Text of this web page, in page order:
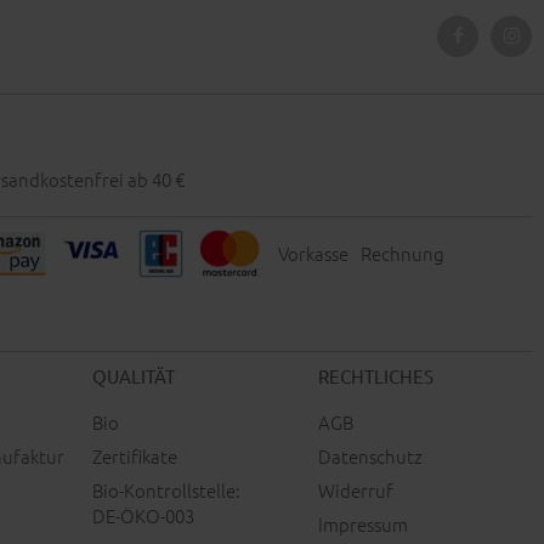
ab 40 €
Vorkasse Rechnung
QUALITÄT
Bio
Zertifikate
Bio-Kontrollstelle:
DE-ÖKO-003
RECHTLICHES
AGB
Datenschutz
Widerruf
Impressum